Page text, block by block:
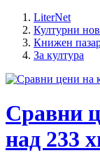
LiterNet
Културни
Книжен
За култура
Сравни
над 233